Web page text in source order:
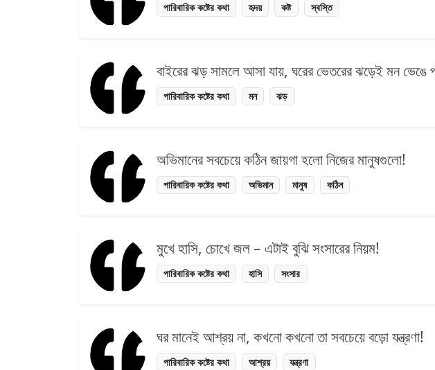
পারিবারিক কষ্টের কথা হৃদয় কষ্ট স্বস্তি
বাইরের ঝড় সামলে আসা যায়, ঘরের ভেতরের ঝড়েই মন ভেঙে
পারিবারিক কষ্টের কথা মন ঝড়
অভিমানের সবচেয়ে কঠিন জায়গা হলো নিজের মানুষগুলো!
পারিবারিক কষ্টের কথা অভিমান মানুষ কঠিন
মুখে হাসি, চোখে জল – এটাই বুঝি সংসারের নিয়ম!
পারিবারিক কষ্টের কথা হাসি সংসার
ঘর মানেই আশ্রয় না, কখনো কখনো তা সবচেয়ে বড়ো যন্ত্রণা!
পারিবারিক কষ্টের কথা আশ্রয় যন্ত্রণা